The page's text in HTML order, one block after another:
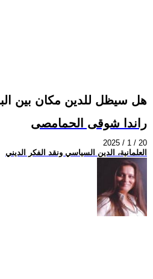
هل سيظل للدين مكان بين
راندا شوقى الحمامصى
2025 / 1 / 20
العلمانية، الدين السياسي ونقد الفكر الديني